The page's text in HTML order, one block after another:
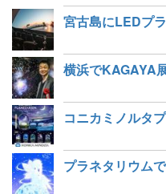
横浜でKAGAYA